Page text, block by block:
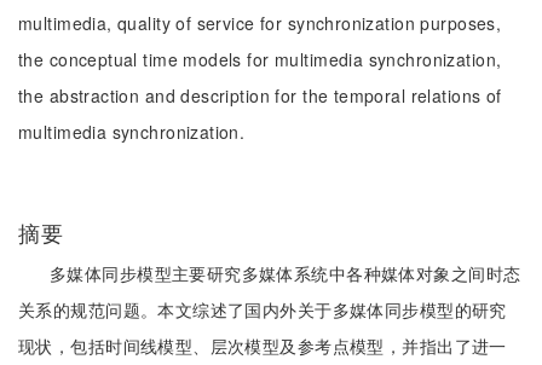
multimedia, quality of service for synchronization purposes,
the conceptual time models for multimedia synchronization,
the abstraction and description for the temporal relations of
multimedia synchronization.
摘要
多媒体同步模型主要研究多媒体系统中各种媒体对象之间时态
关系的规范问题。本文综述了国内外关于多媒体同步模型的研究
现状，包括时间线模型、层次模型及参考点模型，并指出了进一